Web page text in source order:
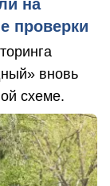
на
проверки
вновь
схеме.